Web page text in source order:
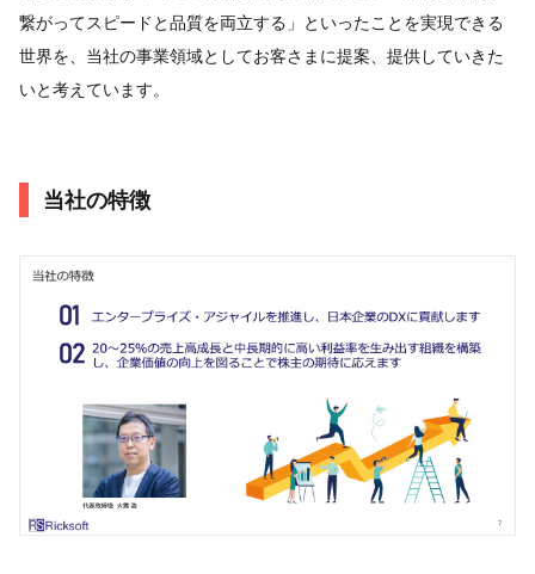
繋がってスピードと品質を両立する」といったことを実現できる
世界を、当社の事業領域としてお客さまに提案、提供していきた
いと考えています。
当社の特徴